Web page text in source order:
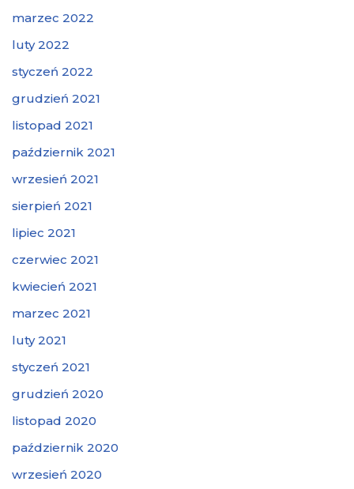
marzec 2022
luty 2022
styczeń 2022
grudzień 2021
listopad 2021
październik 2021
wrzesień 2021
sierpień 2021
lipiec 2021
czerwiec 2021
kwiecień 2021
marzec 2021
luty 2021
styczeń 2021
grudzień 2020
listopad 2020
październik 2020
wrzesień 2020